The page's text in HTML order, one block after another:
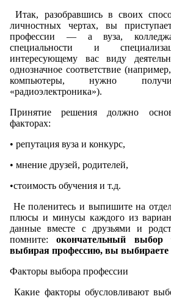
Итак, разобравшись в своих
личностных чертах, вы
профессии — а вуза,
специальности и
интересующему вас виду
однозначное соответствие
компьютеры, нужно
«радиоэлектроника»).
Принятие решения должно
факторах:
• репутация вуза и конкурс,
• мнение друзей, родителей,
•стоимость обучения и т.д.
Не поленитесь и выпишите на
плюсы и минусы каждого из
данные вместе с друзьями и
помните:окончательный
выбирая профессию, вы выбираете
Факторы выбора профессии
Какие факторы обусловливают